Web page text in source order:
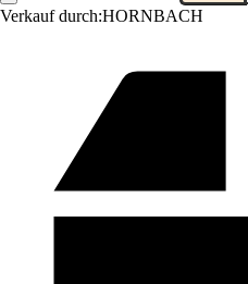
Verkauf durch:HORNBACH